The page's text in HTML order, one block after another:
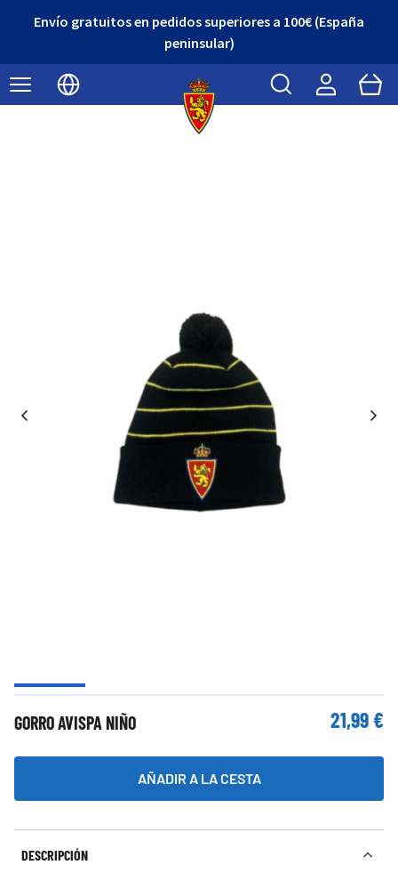
Envío gratuitos en pedidos superiores a 100€ (España
peninsular)
Seleccionar idioma
Buscar Cart
GORRO AVISPA NIÑO 21,99 €
AÑADIR A LA CESTA
DESCRIPCIÓN